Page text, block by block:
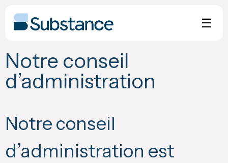
content
☰
Notre conseil
d’administration
Notre conseil
d’administration est